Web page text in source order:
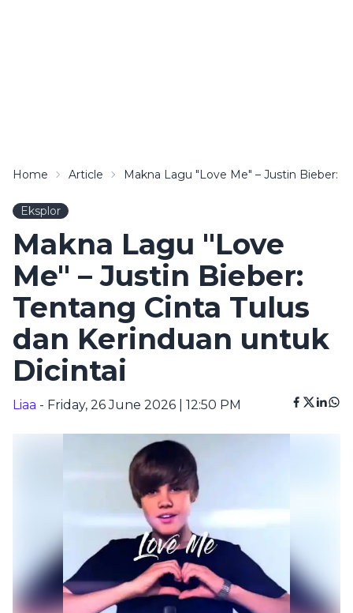
Home Article Makna Lagu "Love Me" – Justin Bieber:
Eksplor
Makna Lagu "Love
Me" – Justin Bieber:
Tentang Cinta Tulus
dan Kerinduan untuk
Dicintai
Liaa - Friday, 26 June 2026 | 12:50 PM